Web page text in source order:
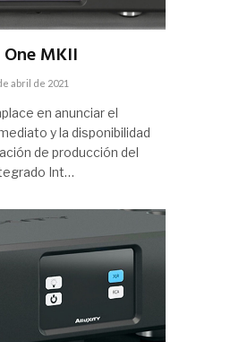
MKII
abril de 2021
en anunciar el
y la disponibilidad
de producción del
Int…